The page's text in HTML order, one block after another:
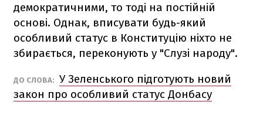
демократичними, то тоді на постійній
основі. Однак, вписувати будь-який
особливий статус в Конституцію ніхто не
збирається, переконують у "Слузі народу".
ДО СЛОВА: У Зеленського підготують новий
закон про особливий статус Донбасу